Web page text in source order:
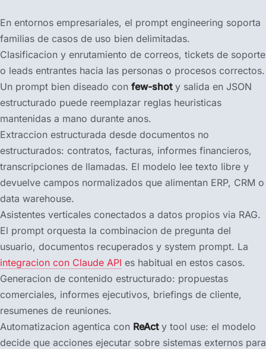
En entornos empresariales, el prompt engineering soporta
familias de casos de uso bien delimitadas.
Clasificacion y enrutamiento de correos, tickets de soporte
o leads entrantes hacia las personas o procesos correctos.
Un prompt bien diseado con few-shoty salida en JSON
estructurado puede reemplazar reglas heuristicas
mantenidas a mano durante anos.
Extraccion estructurada desde documentos no
estructurados: contratos, facturas, informes financieros,
transcripciones de llamadas. El modelo lee texto libre y
devuelve campos normalizados que alimentan ERP, CRM o
data warehouse.
Asistentes verticales conectados a datos propios via RAG.
El prompt orquesta la combinacion de pregunta del
usuario, documentos recuperados y system prompt. La
integracion con Claude API es habitual en estos casos.
Generacion de contenido estructurado: propuestas
comerciales, informes ejecutivos, briefings de cliente,
resumenes de reuniones.
Automatizacion agentica con ReActy tool use: el modelo
decide que acciones ejecutar sobre sistemas externos para